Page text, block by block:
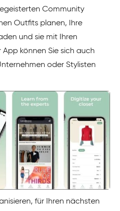
Community
Outfits planen, Ihre
und sie mit Ihren
App können Sie sich auch
oder Stylisten
für Ihren nächsten